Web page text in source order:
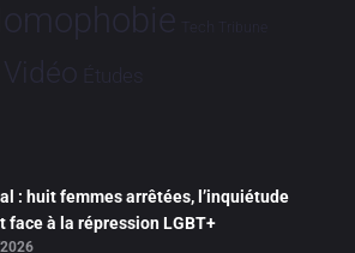
Tech Tribune
Vidéo Études
: huit femmes arrêtées, l’inquiétude
face à la répression LGBT+